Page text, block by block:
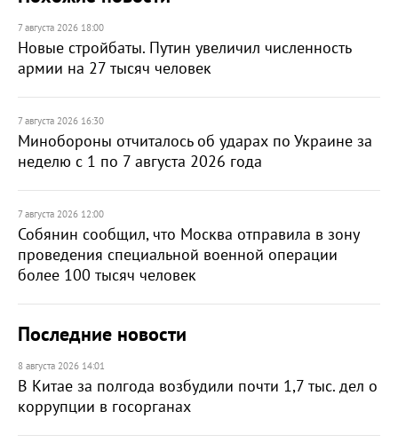
7 августа 2026 18:00
Новые стройбаты. Путин увеличил численность
армии на 27 тысяч человек
7 августа 2026 16:30
Минобороны отчиталось об ударах по Украине за
неделю с 1 по 7 августа 2026 года
7 августа 2026 12:00
Собянин сообщил, что Москва отправила в зону
проведения специальной военной операции
более 100 тысяч человек
Последние новости
8 августа 2026 14:01
В Китае за полгода возбудили почти 1,7 тыс. дел о
коррупции в госорганах